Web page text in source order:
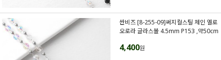
싼비즈 [8-255-09]써지컬스틸 체인 옐로
오로라 글라스볼 4.5mm P153 ,약50cm
4,400원